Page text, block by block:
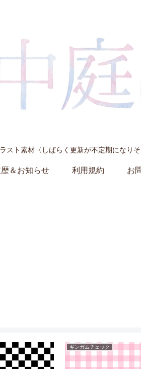
スト素材〈しばらく更新が不定期になりそ
＆お知らせ 利用規約 お
ギンガムチェック